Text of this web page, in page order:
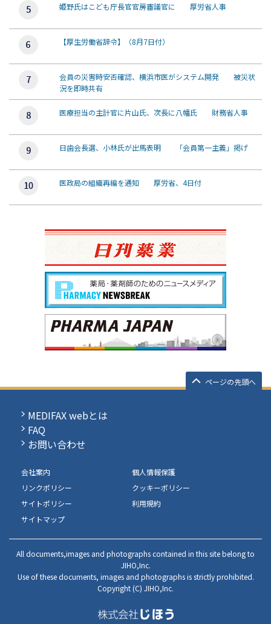
姫野氏はこども庁長官官房審議官に 厚労省人事
【厚生労働省辞令】（8月7日付）
会員の災害時安否確認、横浜市医がシステム開発 被災状
況を即時共有
医療担当の主計官に片山氏、次長に八幡氏 財務省人事
日歯会長選、小林氏が出馬表明 「会員第一主義」掲げ
医政局の組織再編を通知 厚労省、4日付
ページの先頭へ
MEDIFAX webとは
FAQ
お問い合わせ
会社案内
個人情報保護
リンクポリシー
クッキーポリシー
サイトポリシー
利用規約
サイトマップ
All documents,images and photographs contained in this site belong to
JIHO,Inc.
Use of these documents, images and photographs is strictly prohibited.
Copyright (C) JIHO,Inc.